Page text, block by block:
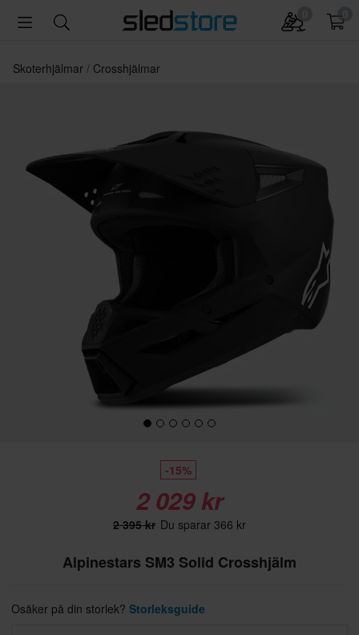
Skoterhjälmar Crosshjälmar
-15%
2 029 kr
2 395 kr Du sparar 366 kr
Alpinestars SM3 Solid Crosshjälm
Osäker på din storlek? Storleksguide